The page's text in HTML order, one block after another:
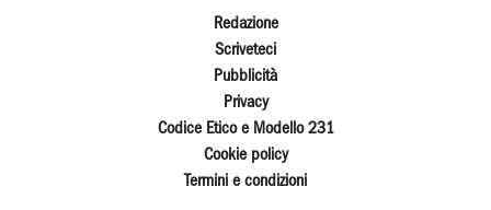
Redazione
Scriveteci
Pubblicità
Privacy
Codice Etico e Modello 231
Cookie policy
Termini e condizioni